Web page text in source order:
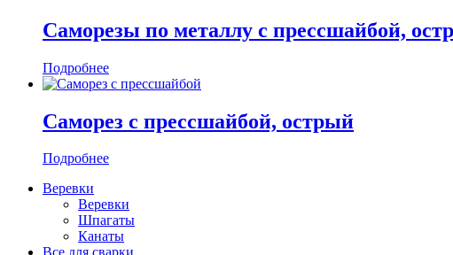
Саморезы по металлу с прессшайбой,
Подробнее
Саморез с прессшайбой, острый
Подробнее
Веревки
Веревки
Шпагаты
Канаты